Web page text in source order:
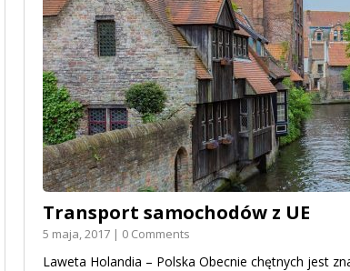
Transport samochodów z UE
5 maja, 2017 | 0 Comments
Laweta Holandia – Polska Obecnie chętnych jest